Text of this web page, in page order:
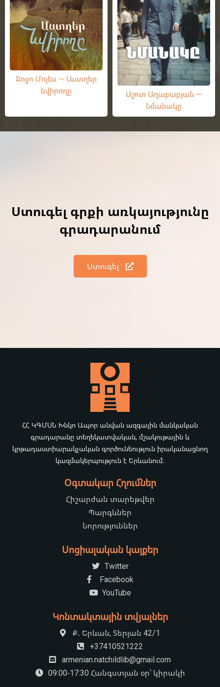
Ջոջո Մոյես — Աստղեր
նվիրողը
Աշոտ Աղաբաբյան —
Նմանակը
Ստուգել գրքի առկայությունը
գրադարանում
Ստուգել
ՀՀ ԿԳՄՍՆ Խնկո Ապոր անվան ազգային մանկական
գրադարանը տեղեկատվական, մշակութային և
կրթադաստիարակչական գործունեություն իրականացնող
կազմակերպություն է Երևանում։
Օգտակար Հղումներ
Հիշարժան տարեթվեր
Պարգևներ
Նորություններ
Սոցիալական կայքեր
Twitter
Facebook
YouTube
Կոնտակտային տվյալներ
Ք․ Երևան, Տերյան 42/1
+37410521222
armenian.natchildlib@gmail.com
09:00-17:30 Հանգստյան օր՝ կիրակի